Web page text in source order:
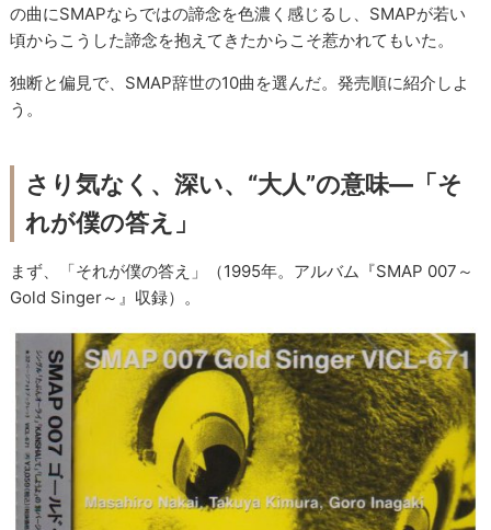
の曲にSMAPならではの諦念を色濃く感じるし、SMAPが若い
頃からこうした諦念を抱えてきたからこそ惹かれてもいた。
独断と偏見で、SMAP辞世の10曲を選んだ。発売順に紹介しよ
う。
さり気なく、深い、“大人”の意味―「そ
れが僕の答え」
まず、「それが僕の答え」（1995年。アルバム『SMAP 007～
Gold Singer～』収録）。